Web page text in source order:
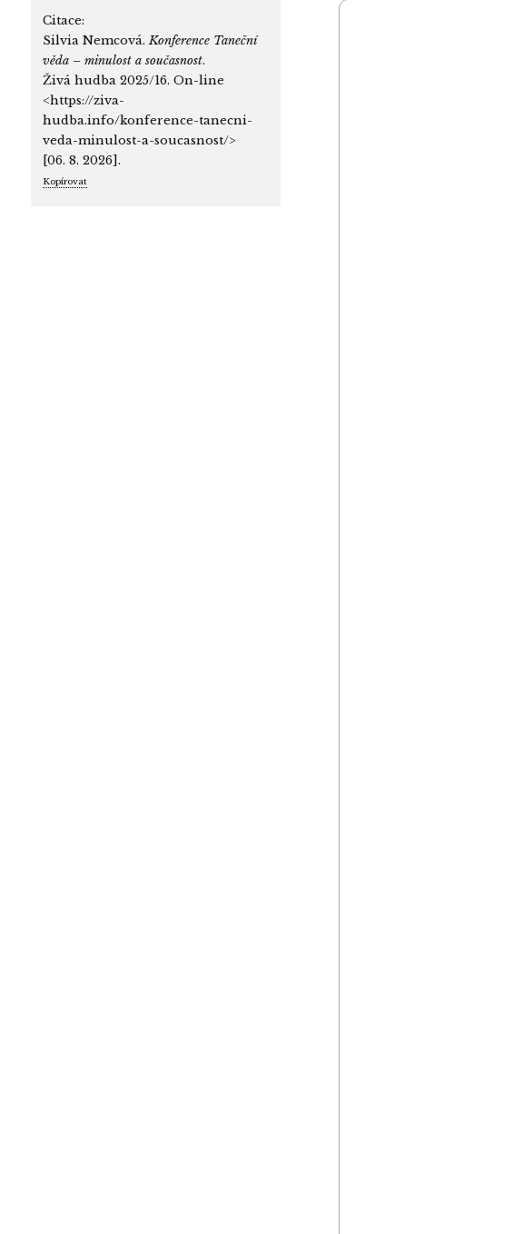
Citace:
Silvia Nemcová.Konference Taneční
věda – minulost a současnost.
Živá hudba 2025/16. On-line
<https://ziva-
hudba.info/konference-tanecni-
veda-minulost-a-soucasnost/>
[06. 8. 2026].
Kopírovat